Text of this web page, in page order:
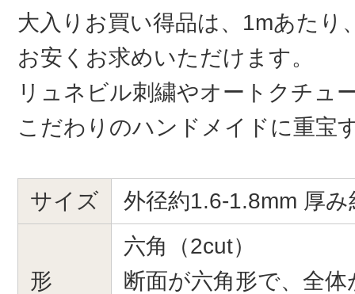
大入りお買い得品は、1mあたり
お安くお求めいただけます。
リュネビル刺繍やオートクチュ
こだわりのハンドメイドに重宝
サイズ 外径約1.6-1.8mm 厚み
形
六角（2cut）
断面が六角形で、全